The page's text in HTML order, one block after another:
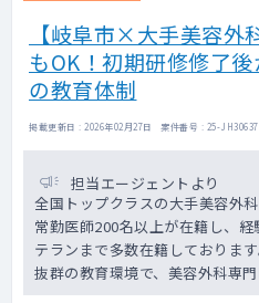
【岐阜市×大手美容外
もOK！初期研修修了
の教育体制
掲載更新日 : 2026年02月27日 案件番号 : 25-
担当エージェントより
全国トップクラスの大手美容外科
常勤医師200名以上が在籍し、
テランまで多数在籍しております
抜群の教育環境で、美容外科専門